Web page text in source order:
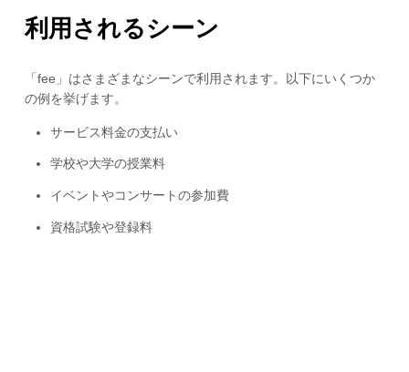
利用されるシーン
「fee」はさまざまなシーンで利用されます。以下にいくつか
の例を挙げます。
サービス料金の支払い
学校や大学の授業料
イベントやコンサートの参加費
資格試験や登録料